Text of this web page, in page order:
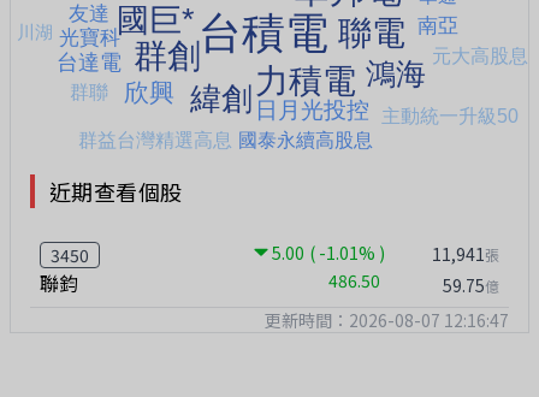
近期查看個股
3450 5.00 ( -1.01% )
聯鈞 486.50
11,941 張
59.75億
更新時間：2026-08-07 12:16:47